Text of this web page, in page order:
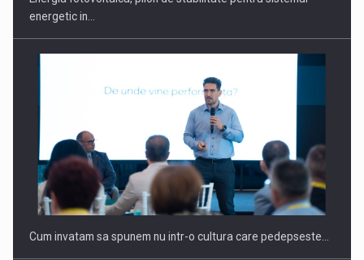
energetic in…
Cum invatam sa spunem nu intr-o cultura care pedepseste…